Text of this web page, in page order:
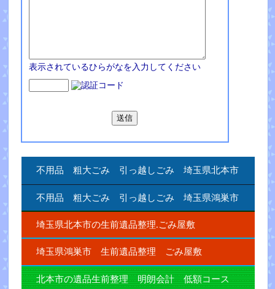
表示されているひらがなを入力してください
不用品 粗大ごみ 引っ越しごみ 埼玉県北本市
不用品 粗大ごみ 引っ越しごみ 埼玉県鴻巣市
埼玉県北本市の生前遺品整理.ごみ屋敷
埼玉県鴻巣市 生前遺品整理 ごみ屋敷
北本市の遺品生前整理 明朗会計 低額コース